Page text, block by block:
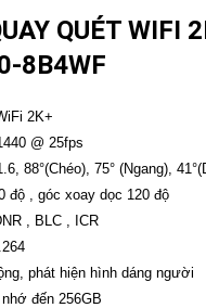
QUÉT WIFI
8B4WF
2K+
@ 25fps
88°(Chéo), 75° (Ngang),
độ , góc xoay dọc 120 độ
, BLC , ICR
phát hiện hình dáng người
đến 256GB